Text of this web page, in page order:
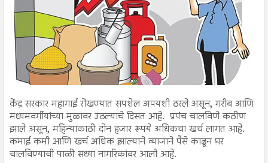
केंद्र सरकार महागाई रोखण्यात सपशेल अपयशी ठरले असून, गरीब आणि
मध्यमवर्गीयांच्या मुळावर उठल्याचे दिसत आहे. प्रपंच चालविणे कठीण
झाले असून, महिन्याकाठी दोन हजार रूपये अधिकचा खर्च लागत आहे.
कमाई कमी आणि खर्च अधिक झाल्याने व्याजाने पैसे काढून घर
चालविण्याची पाळी सध्या नागरिकांवर आली आहे.